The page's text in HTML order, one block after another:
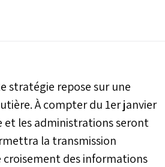
stratégie repose sur une
À compter du 1er janvier
et les administrations seront
la transmission
des informations